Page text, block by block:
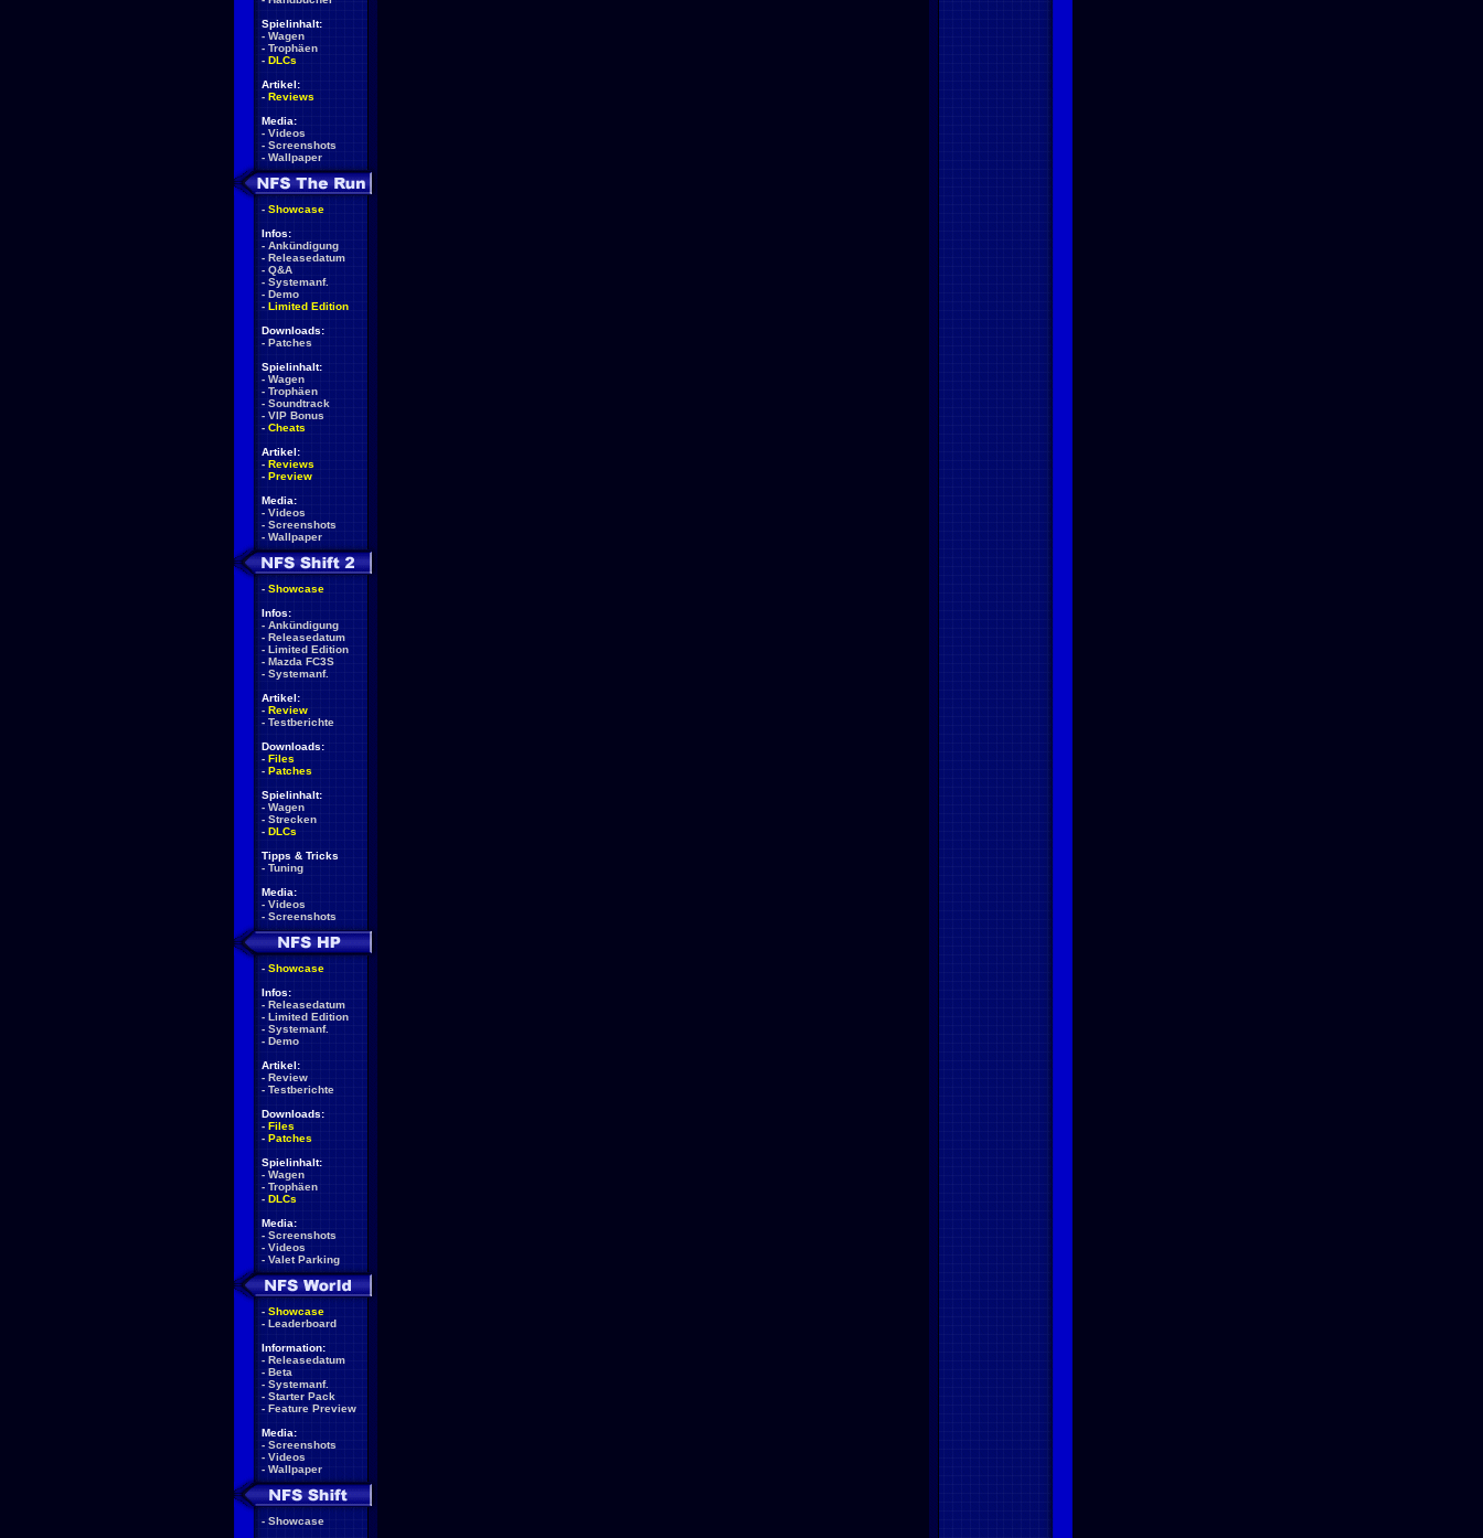
Spielinhalt:
- Wagen
- Trophäen
- DLCs
Artikel:
- Reviews
Media:
- Videos
- Screenshots
- Wallpaper
- Showcase
Infos:
- Ankündigung
- Releasedatum
- Q&A
- Systemanf.
- Demo
- Limited Edition
Downloads:
- Patches
Spielinhalt:
- Wagen
- Trophäen
- Soundtrack
- VIP Bonus
- Cheats
Artikel:
- Reviews
- Preview
Media:
- Videos
- Screenshots
- Wallpaper
- Showcase
Infos:
- Ankündigung
- Releasedatum
- Limited Edition
- Mazda FC3S
- Systemanf.
Artikel:
- Review
- Testberichte
Downloads:
- Files
- Patches
Spielinhalt:
- Wagen
- Strecken
- DLCs
Tipps & Tricks
- Tuning
Media:
- Videos
- Screenshots
- Showcase
Infos:
- Releasedatum
- Limited Edition
- Systemanf.
- Demo
Artikel:
- Review
- Testberichte
Downloads:
- Files
- Patches
Spielinhalt:
- Wagen
- Trophäen
- DLCs
Media:
- Screenshots
- Videos
- Valet Parking
- Showcase
- Leaderboard
Information:
- Releasedatum
- Beta
- Systemanf.
- Starter Pack
- Feature Preview
Media:
- Screenshots
- Videos
- Wallpaper
- Showcase